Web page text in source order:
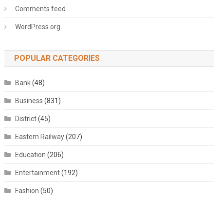
Comments feed
WordPress.org
POPULAR CATEGORIES
Bank(48)
Business (831)
District(45)
Eastern Railway(207)
Education (206)
Entertainment(192)
Fashion (50)